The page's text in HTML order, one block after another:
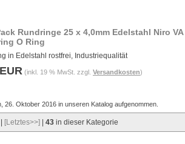
Rundringe 25 x 4,0mm Edelstahl Niro VA
O Ring
in Edelstahl rostfrei, Industriequalität
(inkl. 19 % MwSt. zzgl. Versandkosten)
26. Oktober 2016 in unseren Katalog aufgenommen.
[Letztes>>] 43 in dieser Kategorie